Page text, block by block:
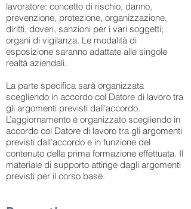
lavoratore: concetto di rischio, danno,
prevenzione, protezione, organizzazione,
diritti, doveri, sanzioni per i vari soggetti;
organi di vigilanza. Le modalità di
esposizione saranno adattate alle singole
realtà aziendali.
La parte specifica sarà organizzata
scegliendo in accordo col Datore di lavoro tra
gli argomenti previsti dall’accordo.
L’aggiornamento è organizzato scegliendo in
accordo col Datore di lavoro tra gli argomenti
previsti dall’accordo e in funzione del
contenuto della prima formazione effettuata. Il
materiale di supporto attinge dagli argomenti
previsti per il corso base.